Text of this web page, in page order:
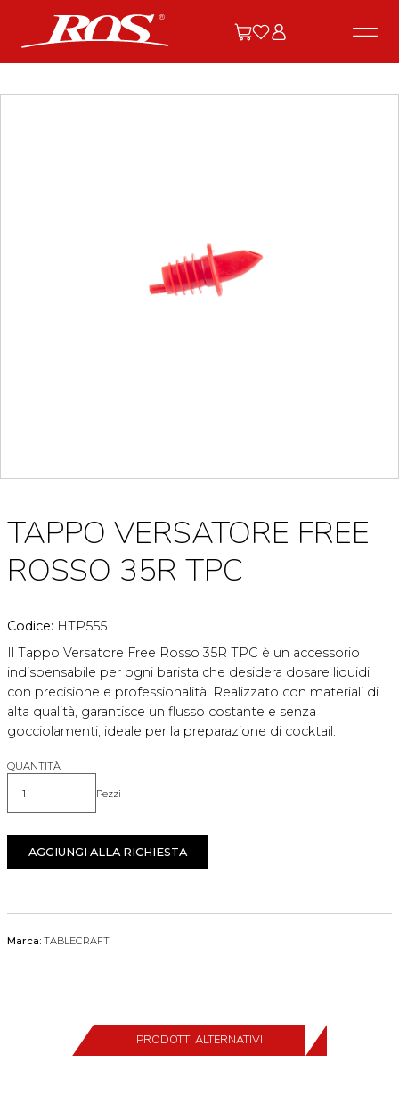
TAPPO VERSATORE FREE
ROSSO 35R TPC
Codice: HTP555
Il Tappo Versatore Free Rosso 35R TPC è un accessorio
indispensabile per ogni barista che desidera dosare liquidi
con precisione e professionalità. Realizzato con materiali di
alta qualità, garantisce un flusso costante e senza
gocciolamenti, ideale per la preparazione di cocktail.
QUANTITÀ
Quantità Pezzi
AGGIUNGI ALLA RICHIESTA
Marca: TABLECRAFT
PRODOTTI ALTERNATIVI